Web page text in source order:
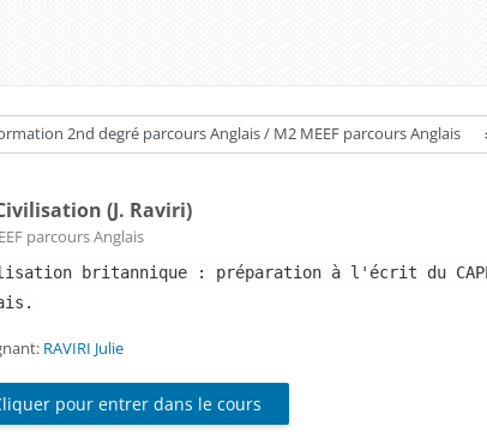
(J. Raviri)
de cours
parcours Anglais
britannique : préparation à l'écrit du
RAVIRI Julie
pour entrer dans le cours